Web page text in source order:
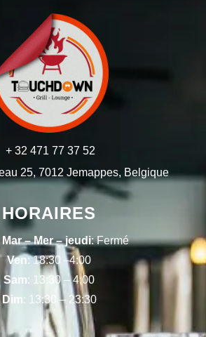
+ 32 471 77 37 52
25, 7012 Jemappes, Belgique
HORAIRES
Mar – Mer – jeudi: Fermé
Ven: 18:30 –4:00
Sam: 13:30 – 4:00
Dim: 13:30 – 23:30